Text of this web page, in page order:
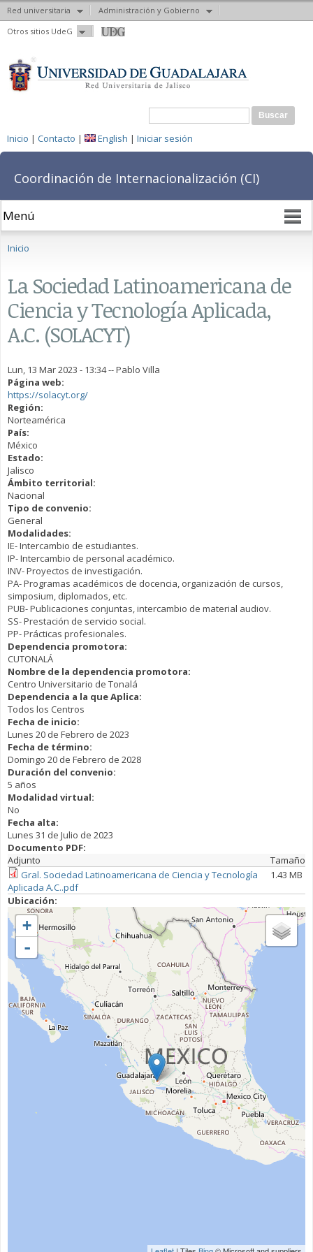
Red universitaria
Administración y Gobierno
Otros sitios UdeG
Pasar al
contenido
Formulario de búsqueda
Buscar
Inicio | Contacto | English | Iniciar sesión
Coordinación de Internacionalización (CI)
Se encuentra usted aquí
Inicio
La Sociedad Latinoamericana de
Ciencia y Tecnología Aplicada,
A.C. (SOLACYT)
Lun, 13 Mar 2023 - 13:34--Pablo Villa
Página web:
https://solacyt.org/
Región:
Norteamérica
País:
México
Estado:
Jalisco
Ámbito territorial:
Nacional
Tipo de convenio:
General
Modalidades:
IE- Intercambio de estudiantes.
IP- Intercambio de personal académico.
INV- Proyectos de investigación.
PA- Programas académicos de docencia, organización de cursos,
simposium, diplomados, etc.
PUB- Publicaciones conjuntas, intercambio de material audiov.
SS- Prestación de servicio social.
PP- Prácticas profesionales.
Dependencia promotora:
CUTONALÁ
Nombre de la dependencia promotora:
Centro Universitario de Tonalá
Dependencia a la que Aplica:
Todos los Centros
Fecha de inicio:
Lunes 20 de Febrero de 2023
Fecha de término:
Domingo 20 de Febrero de 2028
Duración del convenio:
5 años
Modalidad virtual:
No
Fecha alta:
Lunes 31 de Julio de 2023
Documento PDF:
Adjunto
Tamaño
Gral. Sociedad Latinoamericana de Ciencia y Tecnología
Aplicada A.C..pdf
1.43 MB
Ubicación:
+
-